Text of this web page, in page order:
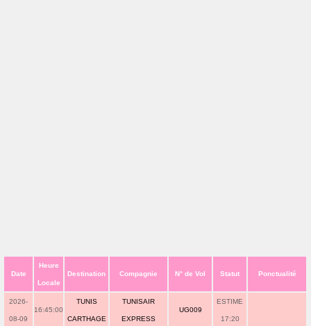
Date
Heure
Locale
Destination Compagnie N° de Vol Statut Ponctualité
2026-
08-09
16:45:00
TUNIS
CARTHAGE
TUNISAIR
EXPRESS
UG009
ESTIME
17:20